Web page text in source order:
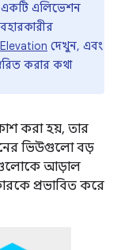
একটি এলিভেশন
দেখুন, এবং
করার কথা
করা হয়, তার
ভিউগুলো বড়
আড়াল
প্রভাবিত করে